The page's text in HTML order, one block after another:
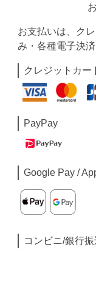
お支払いは、ク
み・各種電子決
クレジットカー
PayPay
Google Pay /
コンビニ/銀行振